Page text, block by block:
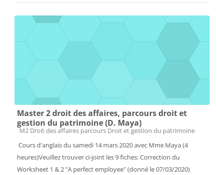
Master 2 droit des affaires, parcours droit et
gestion du patrimoine (D. Maya)
Catégorie de cours
M2 Droit des affaires parcours Droit et gestion du patrimoine
Cours d'anglais du samedi 14 mars 2020avec Mme Maya (4
heures)Veuillez trouver ci-joint les 9 fiches: Correction du
Worksheet 1 & 2 "A perfect employee" (donné le07/03/2020)